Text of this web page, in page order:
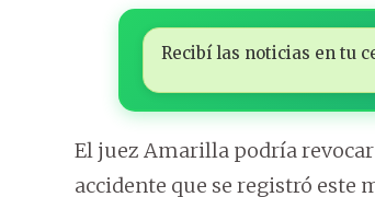
Recibí las noticias en tu
El juez Amarilla podría
accidente que se registró este